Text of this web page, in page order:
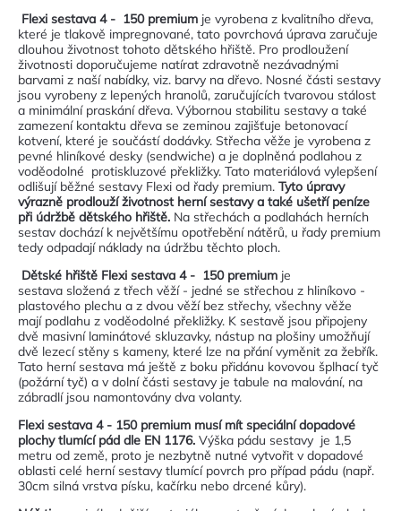
Flexi sestava 4 - 150 premium je vyrobena z kvalitního dřeva,
které je tlakově impregnované, tato povrchová úprava zaručuje
dlouhou životnost tohoto dětského hřiště. Pro prodloužení
životnosti doporučujeme natírat zdravotně nezávadnými
barvami z naší nabídky, viz. barvy na dřevo. Nosné části sestavy
jsou vyrobeny z lepených hranolů, zaručujících tvarovou stálost
a minimální praskání dřeva. Výbornou stabilitu sestavy a také
zamezení kontaktu dřeva se zeminou zajišťuje betonovací
kotvení, které je součástí dodávky. Střecha věže je vyrobena z
pevné hliníkové desky (sendwiche) a je doplněná podlahou z
voděodolné protiskluzové překližky. Tato materiálová vylepšení
odlišují běžné sestavy Flexi od řady premium. Tyto úpravy
výrazně prodlouží životnost herní sestavy a také ušetří peníze
při údržbě dětského hřiště. Na střechách a podlahách herních
sestav dochází k největšímu opotřebění nátěrů, u řady premium
tedy odpadají náklady na údržbu těchto ploch.
Dětské hřiště Flexi sestava 4 - 150 premium je
sestava složená z třech věží - jedné se střechou z hliníkovo -
plastového plechu a z dvou věží bez střechy, všechny věže
mají podlahu z voděodolné překližky. K sestavě jsou připojeny
dvě masivní laminátové skluzavky, nástup na plošiny umožňují
dvě lezecí stěny s kameny, které lze na přání vyměnit za žebřík.
Tato herní sestava má ještě z boku přidánu kovovou šplhací tyč
(požární tyč) a v dolní části sestavy je tabule na malování, na
zábradlí jsou namontovány dva volanty.
Flexi sestava 4 - 150 premium musí mít speciální dopadové
plochy tlumící pád dle EN 1176. Výška pádu sestavy je 1,5
metru od země, proto je nezbytně nutné vytvořit v dopadové
oblasti celé herní sestavy tlumící povrch pro případ pádu (např.
30cm silná vrstva písku, kačírku nebo drcené kůry).